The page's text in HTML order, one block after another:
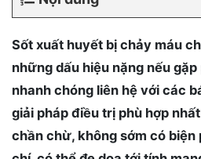
Sốt xuất huyết bị chảy máu
những dấu hiệu nặng nếu
nhanh chóng liên hệ với các
giải pháp điều trị phù hợp
chần chừ, không sớm có biện